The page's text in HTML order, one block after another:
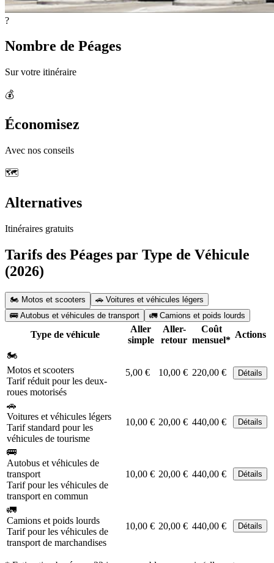
?
Nombre de Péages
Sur votre itinéraire
💰
Économisez
Avec nos conseils
🗺️
Alternatives
Itinéraires gratuits
Tarifs des Péages par Type de Véhicule
(2026)
🏍️ Motos et scooters
🚗 Voitures et véhicules légers
🚌 Autobus et véhicules de transport
🚛 Camions et poids lourds
Type de véhicule
Aller
simple
Aller-
retour
Coût
mensuel*
Actions
🏍️
Motos et scooters
Tarif réduit pour les deux-
roues motorisés
5,00 € 10,00 € 220,00 € Détails
🚗
Voitures et véhicules légers
Tarif standard pour les
véhicules de tourisme
10,00 € 20,00 € 440,00 € Détails
🚌
Autobus et véhicules de
transport
Tarif pour les véhicules de
transport en commun
10,00 € 20,00 € 440,00 € Détails
🚛
Camions et poids lourds
Tarif pour les véhicules de
transport de marchandises
10,00 € 20,00 € 440,00 € Détails